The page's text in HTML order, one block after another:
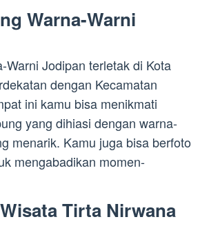
Warna-Warni
Warni Jodipan terletak di Kota
dengan Kecamatan
ini kamu bisa menikmati
yang dihiasi dengan warna-
menarik. Kamu juga bisa berfoto
mengabadikan momen-
Tirta Nirwana